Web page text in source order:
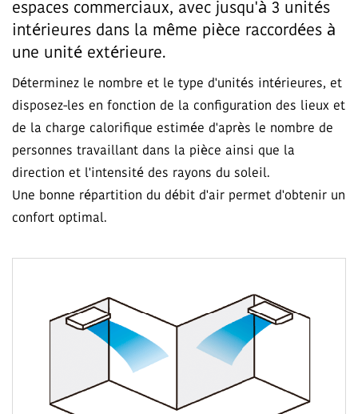
espaces commerciaux, avec jusqu'à 3 unités
intérieures dans la même pièce raccordées à
une unité extérieure.
Déterminez le nombre et le type d'unités intérieures, et
disposez-les en fonction de la configuration des lieux et
de la charge calorifique estimée d'après le nombre de
personnes travaillant dans la pièce ainsi que la
direction et l'intensité des rayons du soleil.
Une bonne répartition du débit d'air permet d'obtenir un
confort optimal.